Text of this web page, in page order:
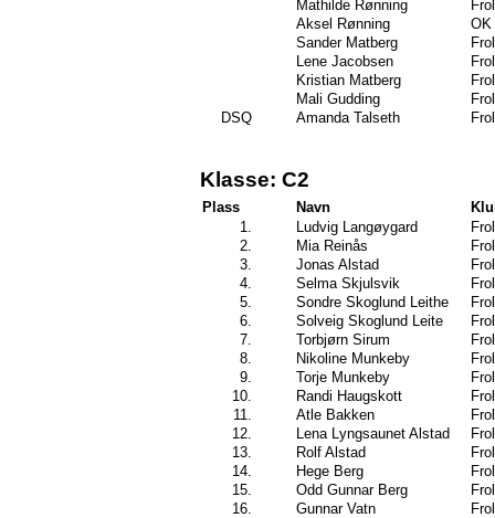
Mathilde Rønning
Aksel Rønning
OK
Sander Matberg
Lene Jacobsen
Kristian Matberg
Mali Gudding
DSQ
Amanda Talseth
Klasse: C2
Plass Navn
1.
Ludvig Langøygard
2.
Mia Reinås
3.
Jonas Alstad
4.
Selma Skjulsvik
5.
Sondre Skoglund Leithe
6.
Solveig Skoglund Leite
7.
Torbjørn Sirum
8.
Nikoline Munkeby
9.
Torje Munkeby
10.
Randi Haugskott
11.
Atle Bakken
12.
Lena Lyngsaunet Alstad
13.
Rolf Alstad
14.
Hege Berg
15.
Odd Gunnar Berg
16.
Gunnar Vatn